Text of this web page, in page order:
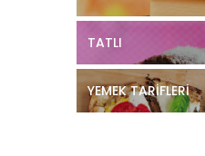
TATLI
YEMEK TARIFLERI